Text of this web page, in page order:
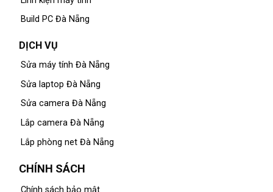
Build PC Đà Nẵng
DỊCH VỤ
Sửa máy tính Đà Nẵng
Sửa laptop Đà Nẵng
Sửa camera Đà Nẵng
Lắp camera Đà Nẵng
Lắp phòng net Đà Nẵng
CHÍNH SÁCH